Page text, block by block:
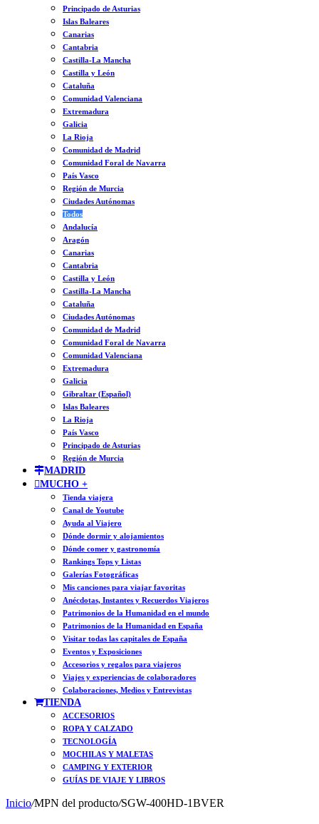
Principado de Asturias
Islas Baleares
Canarias
Cantabria
Castilla-La Mancha
Castilla y León
Cataluña
Comunidad Valenciana
Extremadura
Galicia
La Rioja
Comunidad de Madrid
Comunidad Foral de Navarra
País Vasco
Región de Murcia
Ciudades Autónomas
Todos
Andalucía
Aragón
Canarias
Cantabria
Castilla y León
Castilla-La Mancha
Cataluña
Ciudades Autónomas
Comunidad de Madrid
Comunidad Foral de Navarra
Comunidad Valenciana
Extremadura
Galicia
Gibraltar (Español)
Islas Baleares
La Rioja
País Vasco
Principado de Asturias
Región de Murcia
MADRID
MUCHO +
Tienda viajera
Canal de Youtube
Ayuda al Viajero
Dónde dormir y alojamientos
Dónde comer y gastronomía
Rankings Tops y Listas
Galerías Fotográficas
Mis canciones para viajar favoritas
Anécdotas, Instantes y Recuerdos Viajeros
Patrimonios de la Humanidad en el mundo
Patrimonios de la Humanidad en España
Visitar todas las capitales de España
Eventos y Exposiciones
Accesorios y regalos para viajeros
Viajes y experiencias de colaboradores
Colaboraciones, Medios y Entrevistas
TIENDA
ACCESORIOS
ROPA Y CALZADO
TECNOLOGÍA
MOCHILAS Y MALETAS
CAMPING Y EXTERIOR
GUÍAS DE VIAJE Y LIBROS
Inicio/MPN del producto/SGW-400HD-1BVER